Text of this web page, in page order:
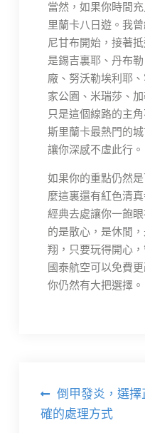
當然，如果你時間
里蘭卡八日遊。我
尼甘布開始，接著
是錫吉裏耶、丹布
廠、努沃勒埃利耶
家公園、米瑞莎、
只是這個線路的主
斯里蘭卡最熱門的
讓你深感不虛此行。
如果你的重點仍然
麼這裏還有紅色清
經典去處讓你一飽
的是散心，是休閒
翔，只要玩得開心
國泰航空可以免費
你仍然有大把選擇。
文
章
倒甲發炎，選擇
確的處理方式